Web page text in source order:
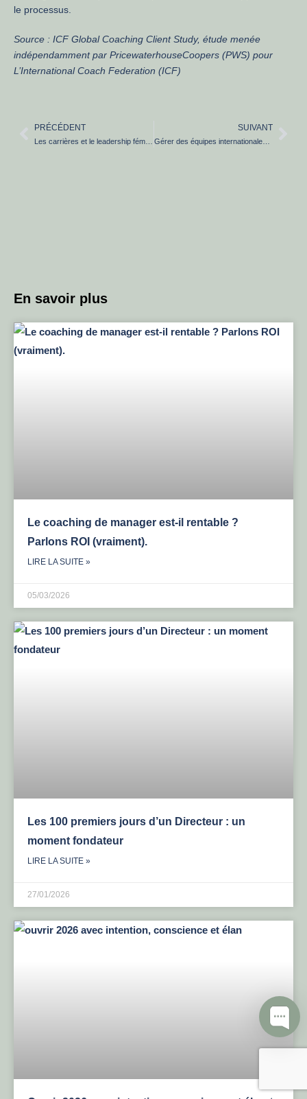
le processus.
Source : ICF Global Coaching Client Study, étude menée
indépendamment par PricewaterhouseCoopers (PWS) pour
L’International Coach Federation (ICF)
PRÉCÉDENT SUIVANT
Gérer des équipes internationales, multiculturelles et virtuelles !
En savoir plus
Le coaching de manager est-il rentable ?
Parlons ROI (vraiment).
LIRE LA SUITE »
05/03/2026
Les 100 premiers jours d’un Directeur : un
moment fondateur
LIRE LA SUITE »
27/01/2026